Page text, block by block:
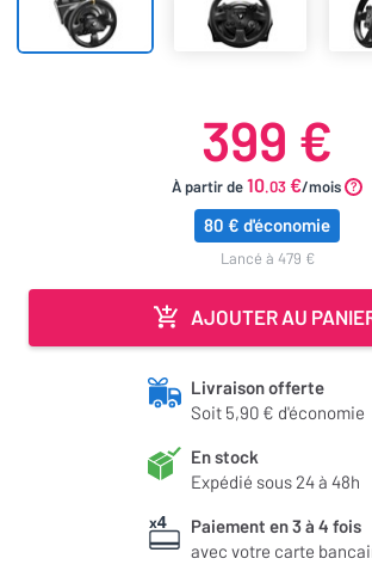
399 €
À partir de10.03 €/mois
80 € d'économie
lancé à 479 €
AJOUTER AU
Livraison offerte
Soit 5,90 € d'économie
En stock
Expédié sous 24 à 48h
Paiement en 3 à 4 fois
avec votre carte